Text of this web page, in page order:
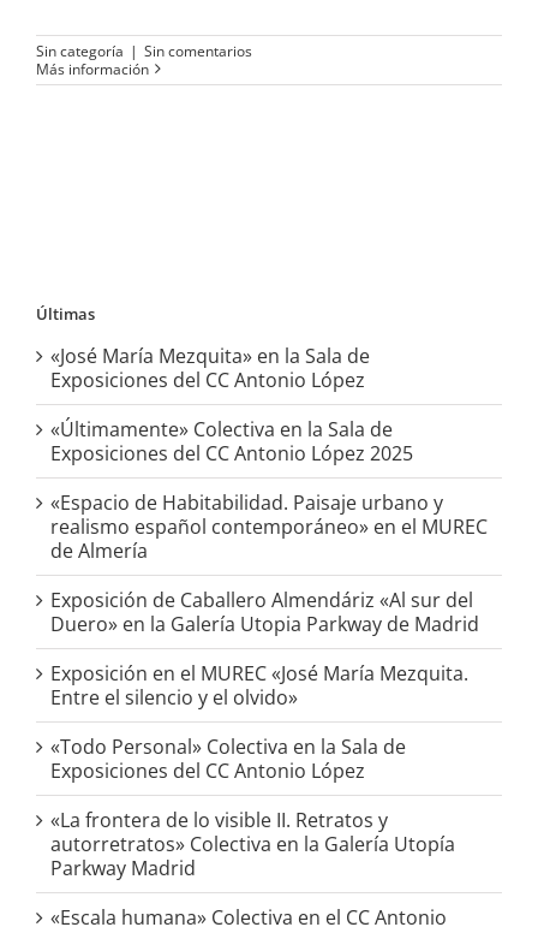
Sin categoría | Sin comentarios
Más información
Últimas
«José María Mezquita» en la Sala de
Exposiciones del CC Antonio López
«Últimamente» Colectiva en la Sala de
Exposiciones del CC Antonio López 2025
«Espacio de Habitabilidad. Paisaje urbano y
realismo español contemporáneo» en el MUREC
de Almería
Exposición de Caballero Almendáriz «Al sur del
Duero» en la Galería Utopia Parkway de Madrid
Exposición en el MUREC «José María Mezquita.
Entre el silencio y el olvido»
«Todo Personal» Colectiva en la Sala de
Exposiciones del CC Antonio López
«La frontera de lo visible II. Retratos y
autorretratos» Colectiva en la Galería Utopía
Parkway Madrid
«Escala humana» Colectiva en el CC Antonio